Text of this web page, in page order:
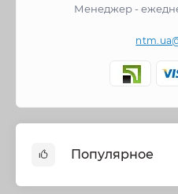
Менеджер -
Популярное